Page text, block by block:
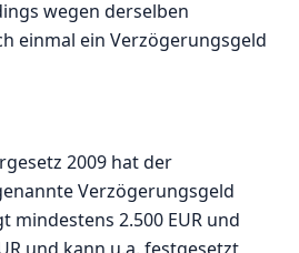
wegen derselben
einmal ein Verzögerungsgeld
2009 hat der
Verzögerungsgeld
mindestens 2.500 EUR und